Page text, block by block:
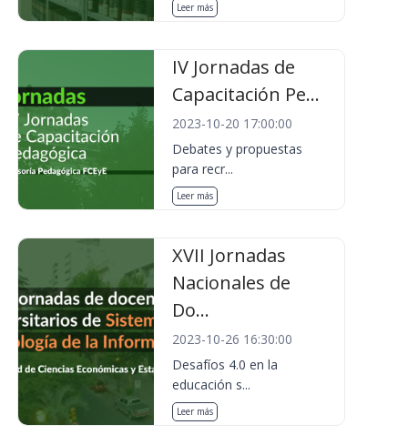
Leer más
IV Jornadas de
Capacitación Pe...
2023-10-20 17:00:00
Debates y propuestas
para recr...
Leer más
XVII Jornadas
Nacionales de
Do...
2023-10-26 16:30:00
Desafíos 4.0 en la
educación s...
Leer más